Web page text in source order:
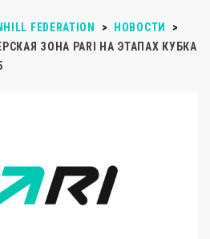
FEDERATION > НОВОСТИ
>
ЗОНА PARI НА ЭТАПАХ КУБКА